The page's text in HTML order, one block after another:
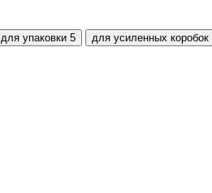
для упаковки 5 для усиленных коробок